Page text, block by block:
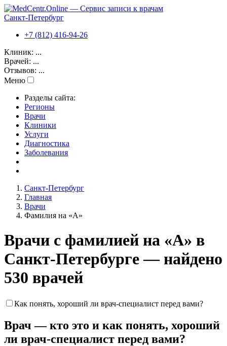
Санкт-Петербург
+7 (812) 416-94-26
Клиник: ...
Врачей: ...
Отзывов: ...
Меню
Разделы сайта:
Регионы
Врачи
Клиники
Услуги
Диагностика
Заболевания
Санкт-Петербург
Главная
Врачи
Фамилия на «А»
Врачи с фамилией на «А» в
Санкт-Петербурге — найдено
530 врачей
Как понять, хороший ли врач-специалист перед вами?
Врач — кто это и как понять, хороший
ли врач-специалист перед вами?